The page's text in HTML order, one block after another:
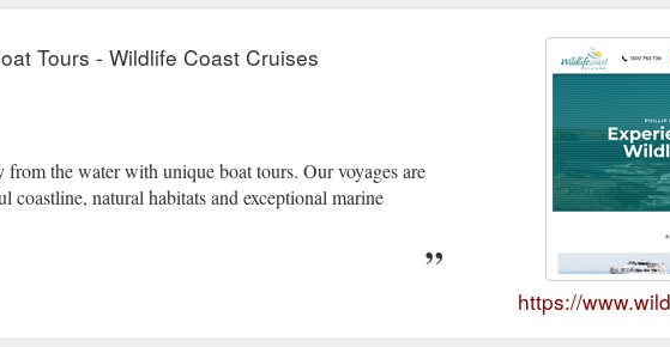
Tours - Wildlife Coast Cruises
the water with unique boat tours. Our voyages are
natural habitats and exceptional marine
https://